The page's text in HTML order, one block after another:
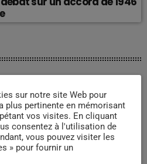
sur notre site Web pour
plus pertinente en mémorisant
vos visites. En cliquant
consentez à l'utilisation de
vous pouvez visiter les
» pour fournir un